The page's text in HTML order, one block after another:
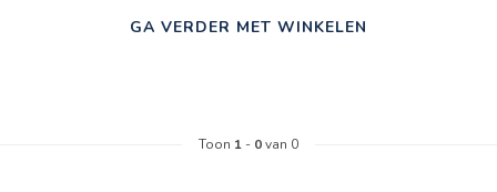
GA VERDER MET WINKELEN
Toon 1 - 0van 0